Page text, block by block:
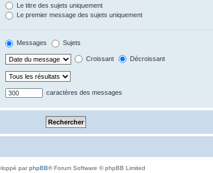
Le titre des sujets uniquement
Le premier message des sujets uniquement
Messages Sujets
Croissant Décroissant
caractères des messages
parphpBB® Forum Software © phpBB Limited